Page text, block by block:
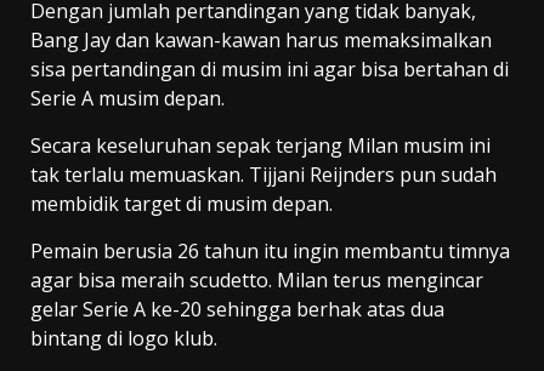
Dengan jumlah pertandingan yang tidak banyak,
Bang Jay dan kawan-kawan harus memaksimalkan
sisa pertandingan di musim ini agar bisa bertahan di
Serie A musim depan.
Secara keseluruhan sepak terjang Milan musim ini
tak terlalu memuaskan. Tijjani Reijnders pun sudah
membidik target di musim depan.
Pemain berusia 26 tahun itu ingin membantu timnya
agar bisa meraih scudetto. Milan terus mengincar
gelar Serie A ke-20 sehingga berhak atas dua
bintang di logo klub.